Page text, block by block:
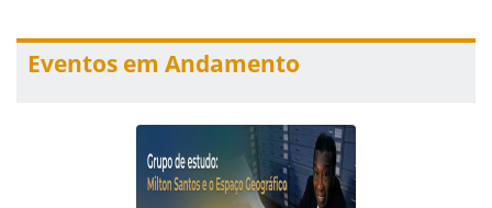
Eventos em Andamento